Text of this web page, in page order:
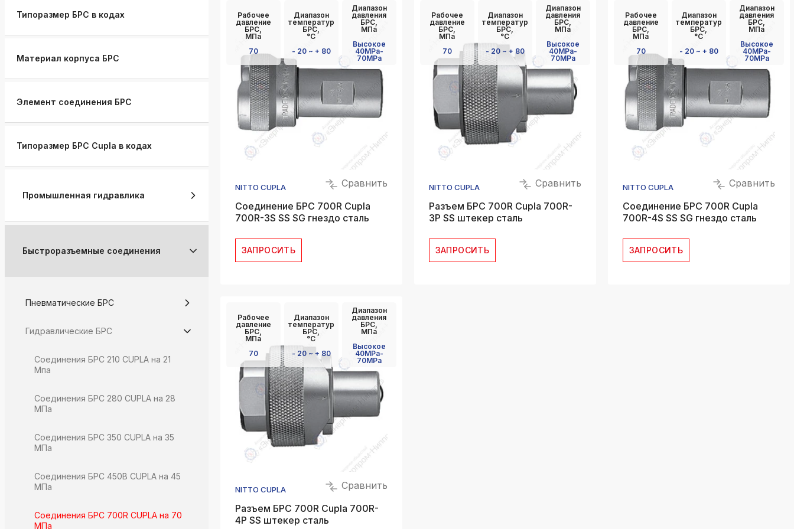
k
ksldkfjsdlfkjsls;ldfkgjsdl;kfkфыва
ksldkfjsdlfkjsls;ldfkgjsdl;kfkфыва
k
k
ksldkfjsdlfkjsls;ldfkgjsdl;kfkфыва
k
ksldkfjsdlfkjsls;ldfkgjsdl;kfkфыва
ksldkfjsdlfkjsls;ldfkgjsdl;kfkфыва
ksldkfjsdlfkjsls;ldfkgjsdl;kfkфыва
ksldkfjsdlfkjsls;ldfkgjsdl;kfkфыва
k
ksldkfjsdlfkjsls;ldfkgjsdl;kfkфыва
k
ksldkfjsdlfkjsls;ldfkgjsdl;kfkфыва
ksldkfjsdlfkjsls;ldfkgjsdl;kfkфыва
k
ksldkfjsdlfkjsls;ldfkgjsdl;kfkфыва
k
ksldkfjsdlfkjsls;ldfkgjsdl;kfkфыва
k
ksldkfjsdlfkjsls;ldfkgjsdl;kfkфыва
ksldkfjsdlfkjsls;ldfkgjsdl;kfkфыва
k
ksldkfjsdlfkjsls;ldfkgjsdl;kfkфыва
ksldkfjsdlfkjsls;ldfkgjsdl;kfkфыва
Типоразмер БРС в кодах
Материал корпуса БРС
Элемент соединения БРС
Типоразмер БРС Cupla в кодах
Промышленная гидравлика
Быстроразъемные соединения
Пневматические БРС
Гидравлические БРС
Соединения БРС 210 CUPLA на 21
Мпа
Соединения БРС 280 CUPLA на 28
МПа
Соединения БРС 350 CUPLA на 35
МПа
Соединения БРС 450B CUPLA на 45
МПа
Соединения БРС 700R CUPLA на 70
МПа
Рабочее
давление
БРС,
МПа
70
Диапазон
температур
БРС,
°C
- 20 ~ + 80
Диапазон
давления
БРС,
МПа
Высокое
40MPa-
70MPa
NITTO CUPLA
Сравнить
Соединение БРС 700R Cupla
700R-3S SS SG гнездо сталь
ЗАПРОСИТЬ
Рабочее
давление
БРС,
МПа
70
Диапазон
температур
БРС,
°C
- 20 ~ + 80
Диапазон
давления
БРС,
МПа
Высокое
40MPa-
70MPa
NITTO CUPLA
Сравнить
Разъем БРС 700R Cupla 700R-
3P SS штекер сталь
ЗАПРОСИТЬ
Рабочее
давление
БРС,
МПа
70
Диапазон
температур
БРС,
°C
- 20 ~ + 80
Диапазон
давления
БРС,
МПа
Высокое
40MPa-
70MPa
NITTO CUPLA
Сравнить
Соединение БРС 700R Cupla
700R-4S SS SG гнездо сталь
ЗАПРОСИТЬ
Рабочее
давление
БРС,
МПа
70
Диапазон
температур
БРС,
°C
- 20 ~ + 80
Диапазон
давления
БРС,
МПа
Высокое
40MPa-
70MPa
NITTO CUPLA
Сравнить
Разъем БРС 700R Cupla 700R-
4P SS штекер сталь